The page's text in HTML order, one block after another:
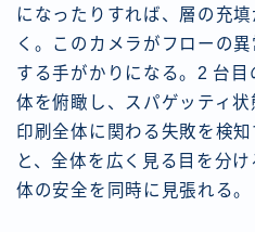
になったりすれば、層の充
く。このカメラがフローの
する手がかりになる。2 台
体を俯瞰し、スパゲッティ状
印刷全体に関わる失敗を検
と、全体を広く見る目を分
体の安全を同時に見張れる。